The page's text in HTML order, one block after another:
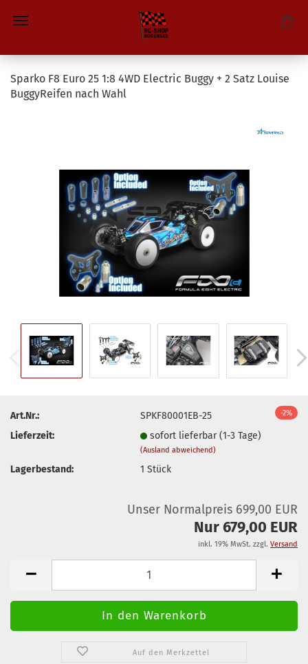
Sparko F8 Euro 25 1:8 4WD Electric Buggy + 2 Satz Louise
BuggyReifen nach Wahl
-2%
Art.Nr.:
SPKF80001EB-25
Lieferzeit:
sofort lieferbar (1-3 Tage)
(Ausland abweichend)
Lagerbestand: 1Stück
Unser Normalpreis 699,00 EUR
Nur 679,00 EUR
inkl. 19% MwSt. zzgl. Versand
Auf den Merkzettel